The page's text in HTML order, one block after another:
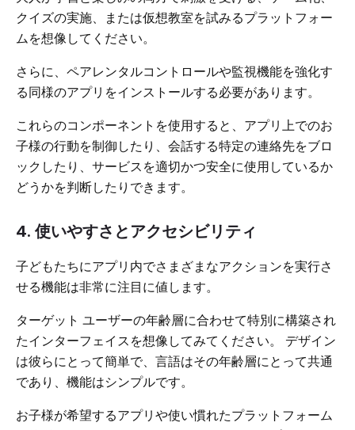
クイズの実施、または仮想教室を試みるプラットフォー
ムを想像してください。
さらに、ペアレンタルコントロールや監視機能を強化す
る同様のアプリをインストールする必要があります。
これらのコンポーネントを使用すると、アプリ上でのお
子様の行動を制御したり、会話する特定の連絡先をブロ
ックしたり、サービスを適切かつ安全に使用しているか
どうかを判断したりできます。
4. 使いやすさとアクセシビリティ
子どもたちにアプリ内でさまざまなアクションを実行さ
せる機能は非常に注目に値します。
ターゲット ユーザーの年齢層に合わせて特別に構築され
たインターフェイスを想像してみてください。 デザイン
は彼らにとって簡単で、言語はその年齢層にとって共通
であり、機能はシンプルです。
お子様が希望するアプリや使い慣れたプラットフォーム